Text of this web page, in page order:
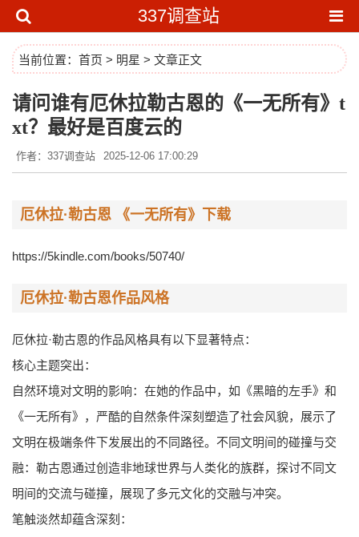
337调查站
当前位置： 首页 > 明星 > 文章正文
请问谁有厄休拉勒古恩的《一无所有》t
xt？最好是百度云的
作者：337调查站 2025-12-06 17:00:29
厄休拉·勒古恩 《一无所有》下载
https://5kindle.com/books/50740/
厄休拉·勒古恩作品风格
厄休拉·勒古恩的作品风格具有以下显著特点：
核心主题突出：
自然环境对文明的影响：在她的作品中，如《黑暗的左手》和
《一无所有》，严酷的自然条件深刻塑造了社会风貌，展示了
文明在极端条件下发展出的不同路径。不同文明间的碰撞与交
融：勒古恩通过创造非地球世界与人类化的族群，探讨不同文
明间的交流与碰撞，展现了多元文化的交融与冲突。
笔触淡然却蕴含深刻：